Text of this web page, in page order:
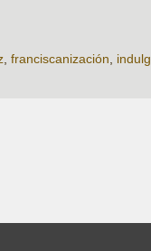
, franciscanización,